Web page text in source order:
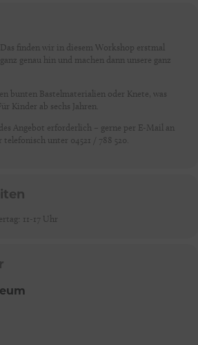
finden wir in diesem Workshop erstmal
genau hin und machen dann unsere ganz
bunten Bastelmaterialien oder Knete, was
Kinder ab sechs Jahren.
Angebot erforderlich – gerne per E-Mail an
unter 04521 / 788 520.
11-17 Uhr